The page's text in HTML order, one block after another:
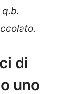
di
uno